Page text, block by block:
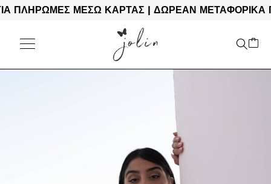
ΜΕΣΩ ΚΑΡΤΑΣ | ΔΩΡΕΑΝ ΜΕΤΑΦΟΡΙΚΑ ΓΙΑ